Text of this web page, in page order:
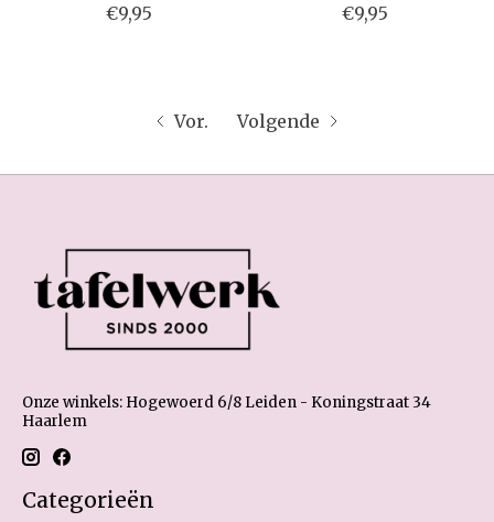
€9,95
€9,95
Vor. Volgende
Onze winkels: Hogewoerd 6/8 Leiden - Koningstraat 34
Haarlem
Categorieën